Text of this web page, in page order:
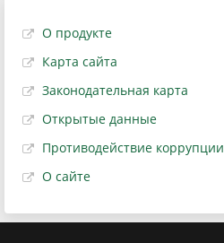
О продукте
Карта сайта
Законодательная карта
Открытые данные
Противодействие коррупции
О сайте